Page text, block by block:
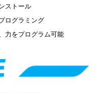
ストール
ログラミング
力をプログラム可能